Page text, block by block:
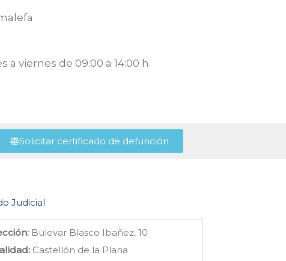
a viernes de 09:00 a 14:00 h.
Solicitar certificado de defunción
Judicial
Bulevar Blasco Ibañez, 10
Castellón de la Plana